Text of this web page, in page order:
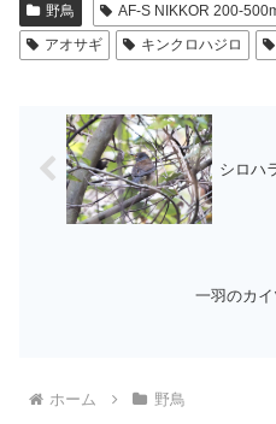
野鳥 AF-S NIKKOR 200-
アオサギ
キンクロハジロ
シロハ
一羽のカイ
ホーム 野鳥